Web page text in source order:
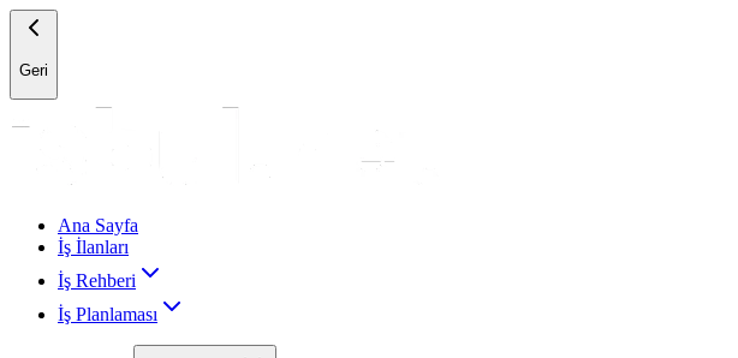
Geri
Ana Sayfa
İş İlanları
İş Rehberi
İş Planlaması